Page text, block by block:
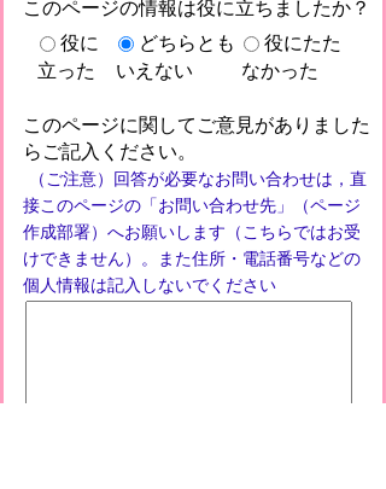
このページの情報は役に立ちましたか？
役に
立った
どちらとも
いえない
役にたた
なかった
このページに関してご意見がありました
らご記入ください。
（ご注意）回答が必要なお問い合わせは，直
接このページの「お問い合わせ先」（ページ
作成部署）へお願いします（こちらではお受
けできません）。また住所・電話番号などの
個人情報は記入しないでください